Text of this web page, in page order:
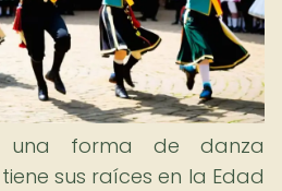
una forma de danza
sus raíces en la Edad